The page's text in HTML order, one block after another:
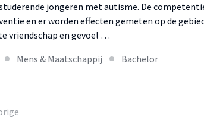
jongeren met autisme. De
en er worden effecten gemeten op de
vriendschap en gevoel …
Mens & Maatschappij Bachelor